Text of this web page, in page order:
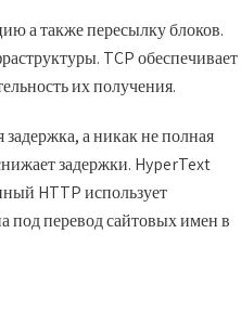
а также пересылку блоков.
TCP обеспечивает
их получения.
а никак не полная
задержки. HyperText
HTTP использует
под перевод сайтовых имен в